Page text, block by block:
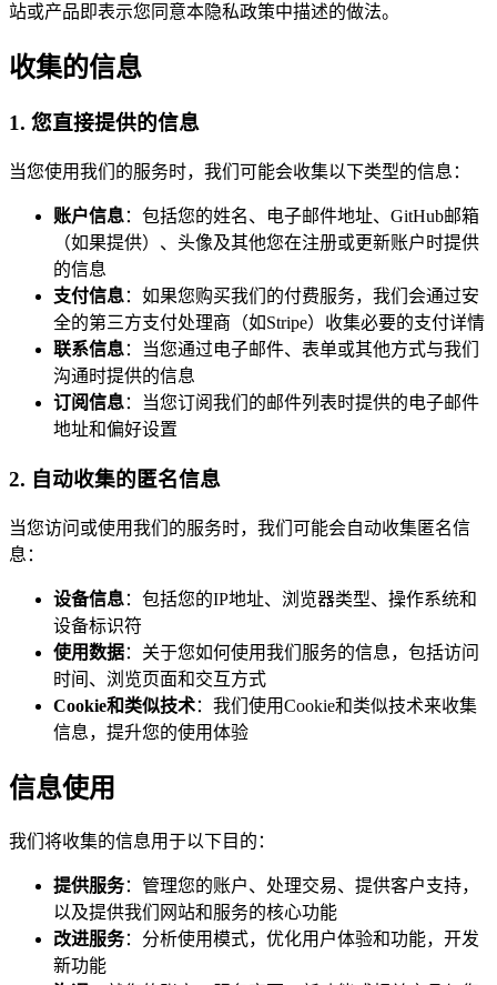
站或产品即表示您同意本隐私政策中描述的做法。
收集的信息
1. 您直接提供的信息
当您使用我们的服务时，我们可能会收集以下类型的信息：
账户信息：包括您的姓名、电子邮件地址、GitHub邮箱
（如果提供）、头像及其他您在注册或更新账户时提供
的信息
支付信息：如果您购买我们的付费服务，我们会通过安
全的第三方支付处理商（如Stripe）收集必要的支付详情
联系信息：当您通过电子邮件、表单或其他方式与我们
沟通时提供的信息
订阅信息：当您订阅我们的邮件列表时提供的电子邮件
地址和偏好设置
2. 自动收集的匿名信息
当您访问或使用我们的服务时，我们可能会自动收集匿名信
息：
设备信息：包括您的IP地址、浏览器类型、操作系统和
设备标识符
使用数据：关于您如何使用我们服务的信息，包括访问
时间、浏览页面和交互方式
Cookie和类似技术：我们使用Cookie和类似技术来收集
信息，提升您的使用体验
信息使用
我们将收集的信息用于以下目的：
提供服务：管理您的账户、处理交易、提供客户支持，
以及提供我们网站和服务的核心功能
改进服务：分析使用模式，优化用户体验和功能，开发
新功能